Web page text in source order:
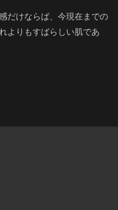
だけならば、今現在までの
よりもすばらしい肌であ